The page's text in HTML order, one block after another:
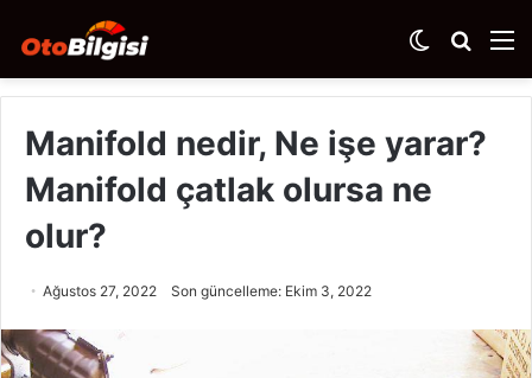
Arama
yap
Dış
görünümü
Manifold nedir, Ne işe yarar?
Manifold çatlak olursa ne
olur?
Ağustos 27, 2022 Son güncelleme: Ekim 3, 2022